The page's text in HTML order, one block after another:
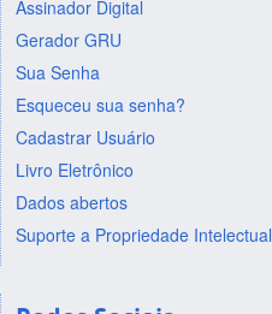
Assinador Digital
Gerador GRU
Sua Senha
Esqueceu sua senha?
Cadastrar Usuário
Livro Eletrônico
Dados abertos
Suporte a Propriedade Intelectual